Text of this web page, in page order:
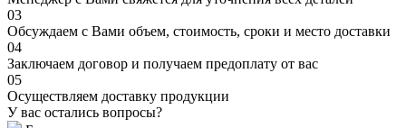
03
Обсуждаем с Вами объем, стоимость, сроки и место доставки
04
Заключаем договор и получаем предоплату от вас
05
Осуществляем доставку продукции
У вас остались вопросы?